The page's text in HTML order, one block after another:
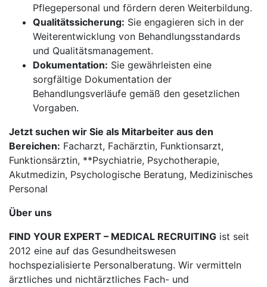
Pflegepersonal und fördern deren Weiterbildung.
Qualitätssicherung: Sie engagieren sich in der
Weiterentwicklung von Behandlungsstandards
und Qualitätsmanagement.
Dokumentation: Sie gewährleisten eine
sorgfältige Dokumentation der
Behandlungsverläufe gemäß den gesetzlichen
Vorgaben.
Jetzt suchen wir Sie als Mitarbeiter aus den
Bereichen: Facharzt, Fachärztin, Funktionsarzt,
Funktionsärztin, **Psychiatrie, Psychotherapie,
Akutmedizin, Psychologische Beratung, Medizinisches
Personal
Über uns
FIND YOUR EXPERT – MEDICAL RECRUITING ist seit
2012 eine auf das Gesundheitswesen
hochspezialisierte Personalberatung. Wir vermitteln
ärztliches und nichtärztliches Fach- und